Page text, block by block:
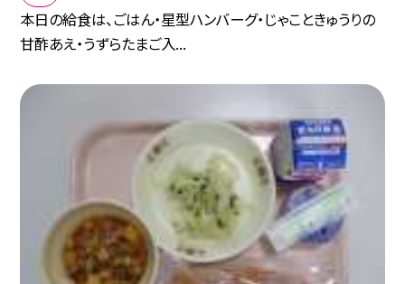
本日の給食は、ごはん・星型ハンバーグ・じゃこときゅうりの
甘酢あえ・うずらたまご入...